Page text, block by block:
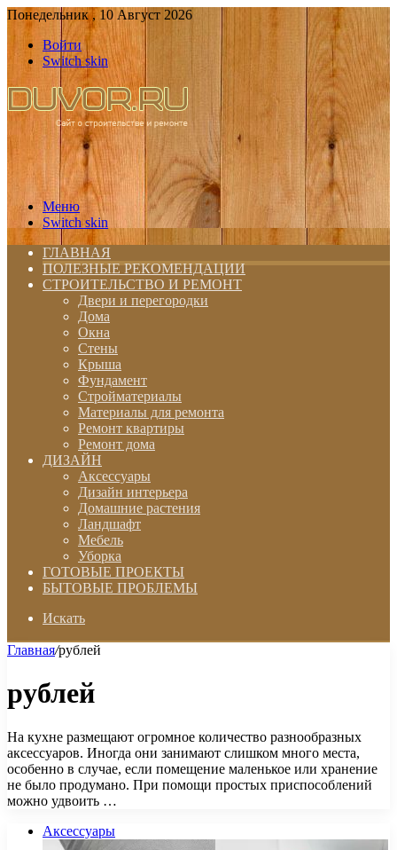
Понедельник , 10 Август 2026
Войти
Switch skin
Меню
Switch skin
ГЛАВНАЯ
ПОЛЕЗНЫЕ РЕКОМЕНДАЦИИ
СТРОИТЕЛЬСТВО И РЕМОНТ
Двери и перегородки
Дома
Окна
Стены
Крыша
Фундамент
Стройматериалы
Материалы для ремонта
Ремонт квартиры
Ремонт дома
ДИЗАЙН
Аксессуары
Дизайн интерьера
Домашние растения
Ландшафт
Мебель
Уборка
ГОТОВЫЕ ПРОЕКТЫ
БЫТОВЫЕ ПРОБЛЕМЫ
Искать
Главная/рублей
рублей
На кухне размещают огромное количество разнообразных
аксессуаров. Иногда они занимают слишком много места,
особенно в случае, если помещение маленькое или хранение
не было продумано. При помощи простых приспособлений
можно удвоить …
Аксессуары